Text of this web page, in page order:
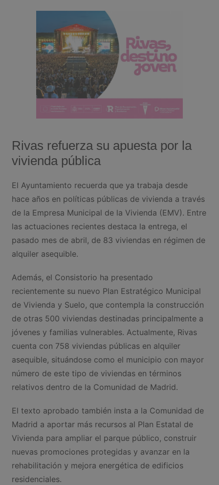
Rivas refuerza su apuesta por la
vivienda pública
El Ayuntamiento recuerda que ya trabaja desde
hace años en políticas públicas de vivienda a través
de la Empresa Municipal de la Vivienda (EMV). Entre
las actuaciones recientes destaca la entrega, el
pasado mes de abril, de 83 viviendas en régimen de
alquiler asequible.
Además, el Consistorio ha presentado
recientemente su nuevo Plan Estratégico Municipal
de Vivienda y Suelo, que contempla la construcción
de otras 500 viviendas destinadas principalmente a
jóvenes y familias vulnerables. Actualmente, Rivas
cuenta con 758 viviendas públicas en alquiler
asequible, situándose como el municipio con mayor
número de este tipo de viviendas en términos
relativos dentro de la Comunidad de Madrid.
El texto aprobado también insta a la Comunidad de
Madrid a aportar más recursos al Plan Estatal de
Vivienda para ampliar el parque público, construir
nuevas promociones protegidas y avanzar en la
rehabilitación y mejora energética de edificios
residenciales.